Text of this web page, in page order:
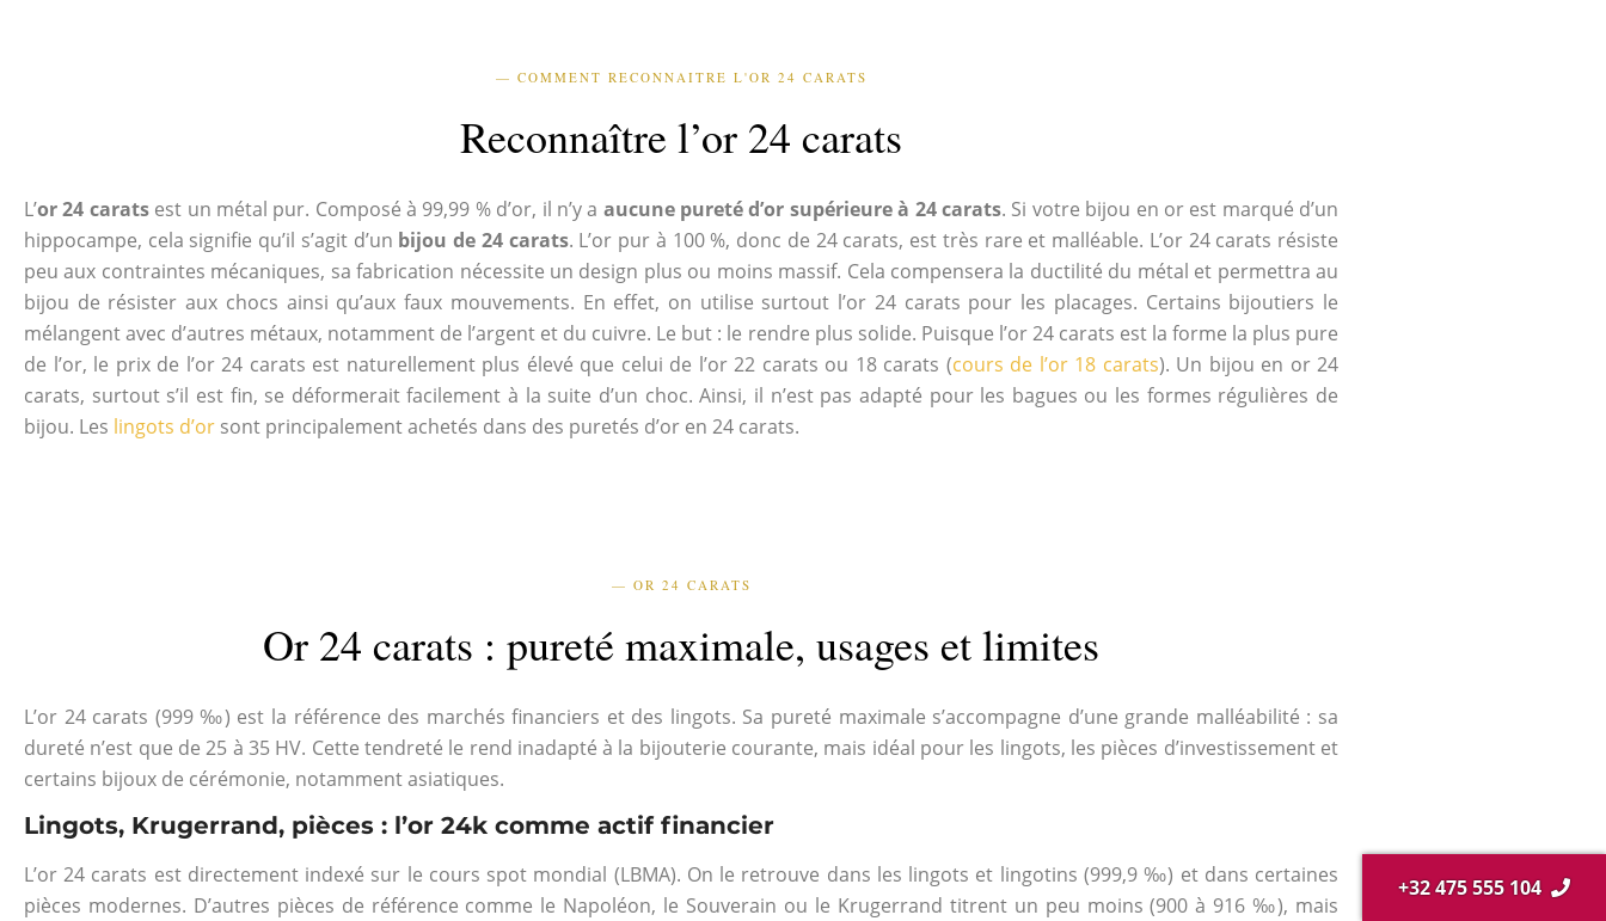
— COMMENT RECONNAITRE L'OR 24 CARATS
Reconnaître l’or 24 carats
L’or 24 caratsest un métal pur. Composé à 99,99 % d’or, il n’y a aucune pureté d’or supérieure à 24 carats. Si votre bijou en or est marqué d’un
hippocampe, cela signifie qu’il s’agit d’un bijou de 24 carats. L’or pur à 100 %, donc de 24 carats, est très rare et malléable. L’or 24 carats résiste
peu aux contraintes mécaniques, sa fabrication nécessite un design plus ou moins massif. Cela compensera la ductilité du métal et permettra au
bijou de résister aux chocs ainsi qu’aux faux mouvements. En effet, on utilise surtout l’or 24 carats pour les placages. Certains bijoutiers le
mélangent avec d’autres métaux, notamment de l’argent et du cuivre. Le but : le rendre plus solide. Puisque l’or 24 carats est la forme la plus pure
de l’or, le prix de l’or 24 carats est naturellement plus élevé que celui de l’or 22 carats ou 18 carats (cours de l’or 18 carats). Un bijou en or 24
carats, surtout s’il est fin, se déformerait facilement à la suite d’un choc. Ainsi, il n’est pas adapté pour les bagues ou les formes régulières de
bijou. Les lingots d’or sont principalement achetés dans des puretés d’or en 24 carats.
— OR 24 CARATS
Or 24 carats : pureté maximale, usages et limites
L’or 24 carats (999 ‰) est la référence des marchés financiers et des lingots. Sa pureté maximale s’accompagne d’une grande malléabilité : sa
dureté n’est que de 25 à 35 HV. Cette tendreté le rend inadapté à la bijouterie courante, mais idéal pour les lingots, les pièces d’investissement et
certains bijoux de cérémonie, notamment asiatiques.
Lingots, Krugerrand, pièces : l’or 24k comme actif financier
L’or 24 carats est directement indexé sur le cours spot mondial (LBMA). On le retrouve dans les lingots et lingotins (999,9 ‰) et dans certaines
pièces modernes. D’autres pièces de référence comme le Napoléon, le Souverain ou le Krugerrand titrent un peu moins (900 à 916 ‰), mais
+32 475 555 104